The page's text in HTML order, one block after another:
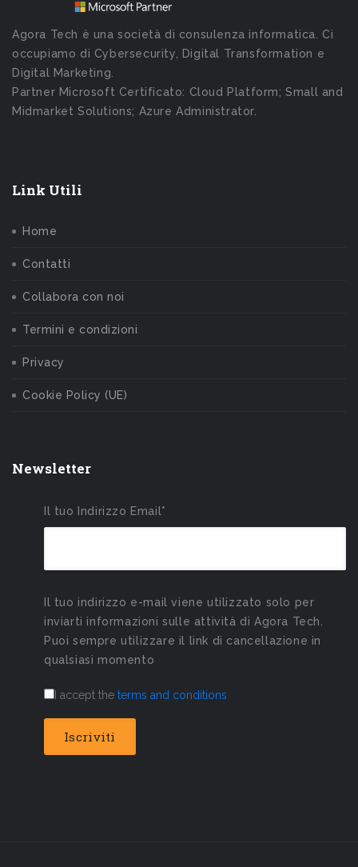
Agora Tech è una società di consulenza informatica. Ci
occupiamo di Cybersecurity, Digital Transformation e
Digital Marketing.
Partner Microsoft Certificato: Cloud Platform; Small and
Midmarket Solutions; Azure Administrator.
Link Utili
Home
Contatti
Collabora con noi
Termini e condizioni
Privacy
Cookie Policy (UE)
Newsletter
Il tuo Indirizzo Email*
Il tuo indirizzo e-mail viene utilizzato solo per
inviarti informazioni sulle attività di Agora Tech.
Puoi sempre utilizzare il link di cancellazione in
qualsiasi momento
I accept the terms and conditions